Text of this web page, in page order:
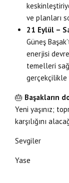
ve planları
21 Eylül –
Güneş
enerjisi
temelleri
gerçekçilikle
🎂 Başakların
Yeni yaşınız;
karşılığını
Sevgiler
Yase